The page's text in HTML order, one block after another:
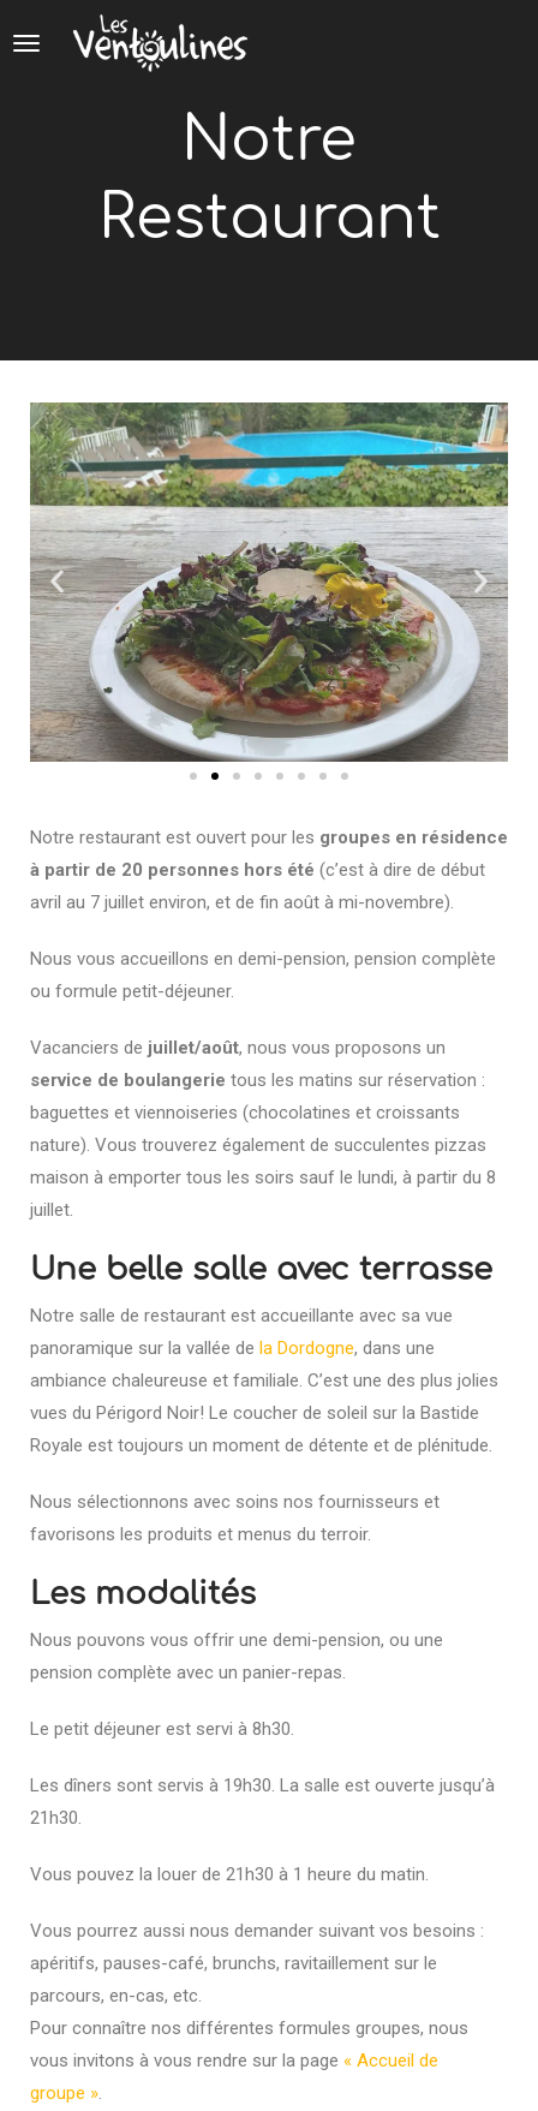
Notre
Restaurant
Notre restaurant est ouvert pour les groupes en résidence
à partir de 20 personnes hors été (c’est à dire de début
avril au 7 juillet environ, et de fin août à mi-novembre).
Nous vous accueillons en demi-pension, pension complète
ou formule petit-déjeuner.
Vacanciers de juillet/août, nous vous proposons un
service de boulangerie tous les matins sur réservation :
baguettes et viennoiseries (chocolatines et croissants
nature). Vous trouverez également de succulentes pizzas
maison à emporter tous les soirs sauf le lundi, à partir du 8
juillet.
Une belle salle avec terrasse
Notre salle de restaurant est accueillante avec sa vue
panoramique sur la vallée de la Dordogne, dans une
ambiance chaleureuse et familiale. C’est une des plus jolies
vues du Périgord Noir! Le coucher de soleil sur la Bastide
Royale est toujours un moment de détente et de plénitude.
Nous sélectionnons avec soins nos fournisseurs et
favorisons les produits et menus du terroir.
Les modalités
Nous pouvons vous offrir une demi-pension, ou une
pension complète avec un panier-repas.
Le petit déjeuner est servi à 8h30.
Les dîners sont servis à 19h30. La salle est ouverte jusqu’à
21h30.
Vous pouvez la louer de 21h30 à 1 heure du matin.
Vous pourrez aussi nous demander suivant vos besoins :
apéritifs, pauses-café, brunchs, ravitaillement sur le
parcours, en-cas, etc.
Pour connaître nos différentes formules groupes, nous
vous invitons à vous rendre sur la page « Accueil de
groupe »
Panneau de gestion des cookies